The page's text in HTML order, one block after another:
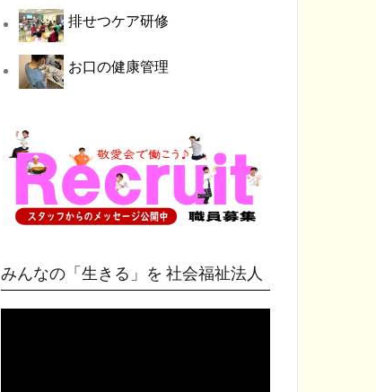
排せつケア研修
お口の健康管理
みんなの「生きる」を 社会福祉法人